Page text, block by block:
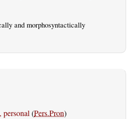
and morphosyntactically
personal(Pers.Pron)